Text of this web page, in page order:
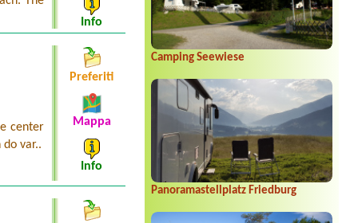
Camping Seewiese
Panoramastellplatz Friedburg
Info
center
var..
Preferiti
Mappa
Info